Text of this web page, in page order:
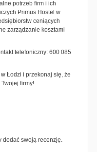
potrzeb firm i ich
Primus Hostel w
ceniących
zarządzanie kosztami
telefoniczny: 600 085
Łodzi i przekonaj się, że
firmy!
dodać swoją recenzję.